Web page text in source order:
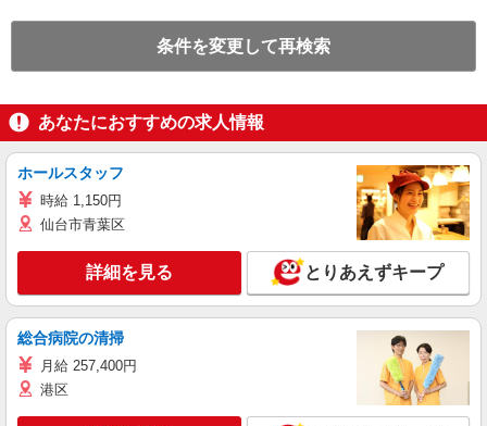
条件を変更して再検索
あなたにおすすめの求人情報
ホールスタッフ
時給 1,150円
仙台市青葉区
詳細を見る とりあえずキープ
総合病院の清掃
月給 257,400円
港区